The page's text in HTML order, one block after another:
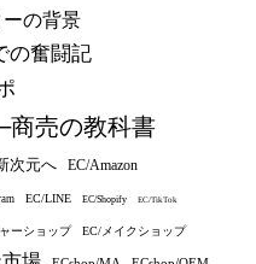
の背景
の奮闘記
商売の教科書
次元へ EC/Amazon
EC/LINE EC/Shopify EC/TikTok
ーショップ EC/メイクショップ